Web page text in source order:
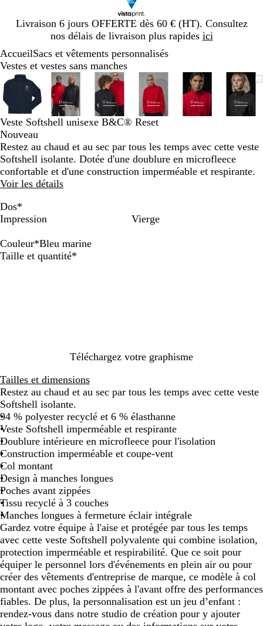
Livraison 6 jours OFFERTE dès 60 € (HT). Consultez
nos délais de livraison plus rapides ici
Diapositive
1
AccueilSacs et vêtements personnalisés
Vestes et vestes sans manches
Image
zoomable
Zoom
au
minimum
Cliquez
pour
développer
Utilisez
les
touches
plus
et
moins
pour
zoomer
et
les
touches
fléchées
pour
faire
défiler
Image
zoomable
Zoom
au
minimum
Cliquez
pour
développer
Utilisez
les
touches
plus
et
pour
zoomer
et
faire
défiler
Image
zoomable
Zoom
au
minimum
Cliquez
pour
développer
Utilisez
les
touches
plus
et
pour
zoomer
et
fléchées
Image
zoomable
Zoom
au
minimum
Cliquez
pour
développer
Utilisez
les
touches
plus
et
pour
zoomer
et
pour
Image
zoomable
Zoom
au
minimum
Cliquez
pour
développer
Utilisez
les
touches
plus
pour
zoomer
et
au
pour
les
plus
pour
et
Diapositive
1
sur
Veste Softshell unisexe B&C® Reset
Nouveau
Restez au chaud et au sec par tous les temps avec cette veste
Softshell isolante. Dotée d'une doublure en microfleece
confortable et d'une construction imperméable et respirante.
Voir les détails
Dos*
Impression
Vierge
Couleur*Bleu marine
N
B
R
Taille et quantité*
Téléchargez votre graphisme
Tailles et dimensions
Restez au chaud et au sec par tous les temps avec cette veste
Softshell isolante.
94 % polyester recyclé et 6 % élasthanne
Veste Softshell imperméable et respirante
Doublure intérieure en microfleece pour l'isolation
Construction imperméable et coupe-vent
Col montant
Design à manches longues
Poches avant zippées
Tissu recyclé à 3 couches
Manches longues à fermeture éclair intégrale
Gardez votre équipe à l'aise et protégée par tous les temps
avec cette veste Softshell polyvalente qui combine isolation,
protection imperméable et respirabilité. Que ce soit pour
équiper le personnel lors d'événements en plein air ou pour
créer des vêtements d'entreprise de marque, ce modèle à col
montant avec poches zippées à l'avant offre des performances
fiables. De plus, la personnalisation est un jeu d’enfant :
rendez-vous dans notre studio de création pour y ajouter